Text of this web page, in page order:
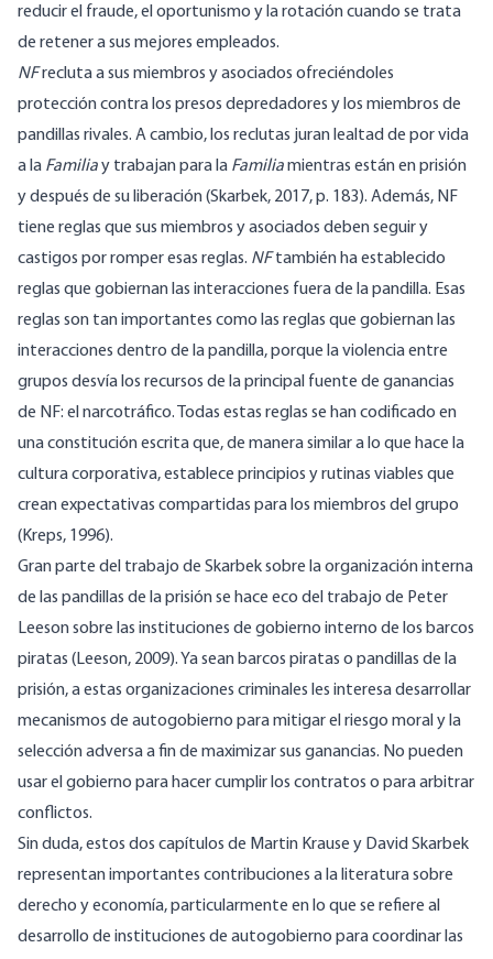
reducir el fraude, el oportunismo y la rotación cuando se trata
de retener a sus mejores empleados.
NFrecluta a sus miembros y asociados ofreciéndoles
protección contra los presos depredadores y los miembros de
pandillas rivales. A cambio, los reclutas juran lealtad de por vida
a la Familiay trabajan para la Familiamientras están en prisión
y después de su liberación (Skarbek, 2017, p. 183). Además, NF
tiene reglas que sus miembros y asociados deben seguir y
castigos por romper esas reglas. NFtambién ha establecido
reglas que gobiernan las interacciones fuera de la pandilla. Esas
reglas son tan importantes como las reglas que gobiernan las
interacciones dentro de la pandilla, porque la violencia entre
grupos desvía los recursos de la principal fuente de ganancias
de NF: el narcotráfico. Todas estas reglas se han codificado en
una constitución escrita que, de manera similar a lo que hace la
cultura corporativa, establece principios y rutinas viables que
crean expectativas compartidas para los miembros del grupo
(Kreps, 1996).
Gran parte del trabajo de Skarbek sobre la organización interna
de las pandillas de la prisión se hace eco del trabajo de Peter
Leeson sobre las instituciones de gobierno interno de los barcos
piratas (Leeson, 2009). Ya sean barcos piratas o pandillas de la
prisión, a estas organizaciones criminales les interesa desarrollar
mecanismos de autogobierno para mitigar el riesgo moral y la
selección adversa a fin de maximizar sus ganancias. No pueden
usar el gobierno para hacer cumplir los contratos o para arbitrar
conflictos.
Sin duda, estos dos capítulos de Martin Krause y David Skarbek
representan importantes contribuciones a la literatura sobre
derecho y economía, particularmente en lo que se refiere al
desarrollo de instituciones de autogobierno para coordinar las